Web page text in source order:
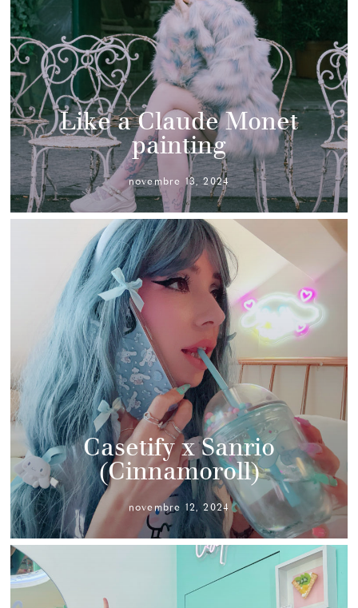
Like a Claude Monet
painting
novembre 13, 2024
Casetify x Sanrio
(Cinnamoroll)
novembre 12, 2024